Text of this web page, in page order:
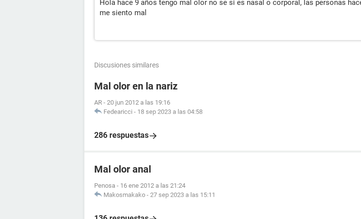
Hola hace 9 años tengo mal olor no se si es nasal o corporal, las personas
me siento mal
Discusiones similares
Mal olor en la nariz
AR - 20 jun 2012 a las 19:16
Fedearicci - 18 sep 2023 a las 04:58
286 respuestas
Mal olor anal
Penosa - 16 ene 2012 a las 21:24
Makosmakako - 27 sep 2023 a las 15:11